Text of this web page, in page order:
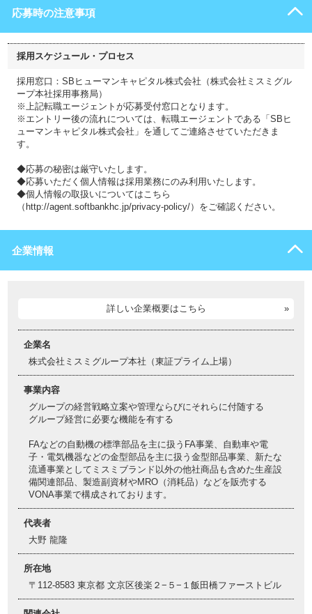
応募時の注意事項
採用スケジュール・プロセス
採用窓口：SBヒューマンキャピタル株式会社（株式会社ミスミグル
ープ本社採用事務局）
※上記転職エージェントが応募受付窓口となります。
※エントリー後の流れについては、転職エージェントである「SBヒ
ューマンキャピタル株式会社」を通してご連絡させていただきま
す。
◆応募の秘密は厳守いたします。
◆応募いただく個人情報は採用業務にのみ利用いたします。
◆個人情報の取扱いについてはこちら
（http://agent.softbankhc.jp/privacy-policy/）をご確認ください。
企業情報
詳しい企業概要はこちら
企業名
株式会社ミスミグループ本社（東証プライム上場）
事業内容
グループの経営戦略立案や管理ならびにそれらに付随する
グループ経営に必要な機能を有する
FAなどの自動機の標準部品を主に扱うFA事業、自動車や電
子・電気機器などの金型部品を主に扱う金型部品事業、新たな
流通事業としてミスミブランド以外の他社商品も含めた生産設
備関連部品、製造副資材やMRO（消耗品）などを販売する
VONA事業で構成されております。
代表者
大野 龍隆
所在地
〒112-8583 東京都 文京区後楽２−５−１飯田橋ファーストビル